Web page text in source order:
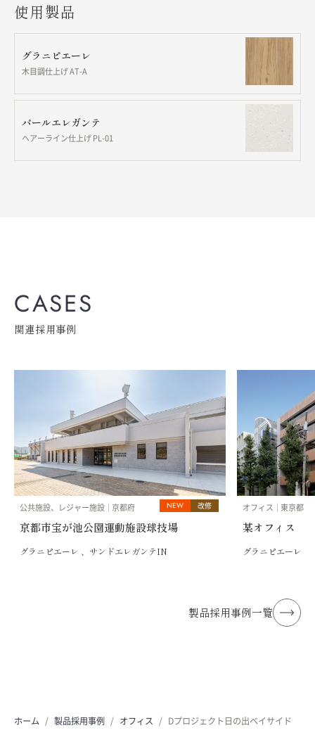
使用製品
グラニピエーレ
木目調仕上げ AT-A
パールエレガンテ
ヘアーライン仕上げ PL-01
CASES
関連採用事例
公共施設、レジャー施設 京都府 NEW 改修
京都市宝が池公園運動施設球技場
グラニピエーレ 、サンドエレガンテIN
オフィス 東京都
某オフィス
グラニピエーレ
製品採用事例一覧
ホーム 製品採用事例 オフィス Dプロジェクト日の出ベイサイド